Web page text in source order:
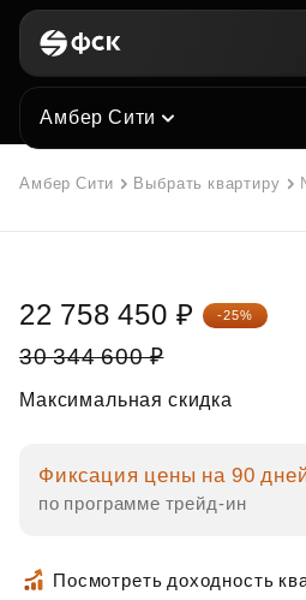
Амбер Сити
Амбер Сити Выбрать квартиру
30 344 600 ₽
22 758 450 ₽ -25%
Максимальная скидка
Фиксация цены на 90
по программе трейд‑ин
Посмотреть доходность